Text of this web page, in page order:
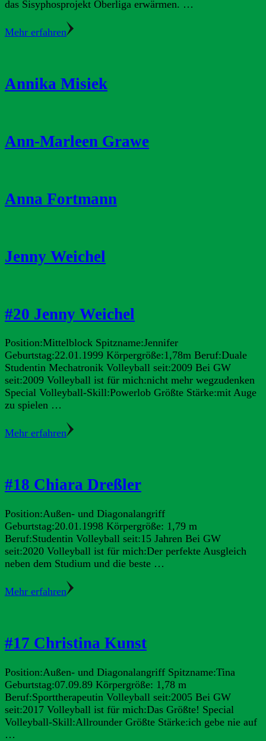
das Sisyphosprojekt Oberliga erwärmen. …
Mehr erfahren
Annika Misiek
Ann-Marleen Grawe
Anna Fortmann
Jenny Weichel
#20 Jenny Weichel
Position:Mittelblock Spitzname:Jennifer
Geburtstag:22.01.1999 Körpergröße:1,78m Beruf:Duale
Studentin Mechatronik Volleyball seit:2009 Bei GW
seit:2009 Volleyball ist für mich:nicht mehr wegzudenken
Special Volleyball-Skill:Powerlob Größte Stärke:mit Auge
zu spielen …
Mehr erfahren
#18 Chiara Dreßler
Position:Außen- und Diagonalangriff
Geburtstag:20.01.1998 Körpergröße: 1,79 m
Beruf:Studentin Volleyball seit:15 Jahren Bei GW
seit:2020 Volleyball ist für mich:Der perfekte Ausgleich
neben dem Studium und die beste …
Mehr erfahren
#17 Christina Kunst
Position:Außen- und Diagonalangriff Spitzname:Tina
Geburtstag:07.09.89 Körpergröße: 1,78 m
Beruf:Sporttherapeutin Volleyball seit:2005 Bei GW
seit:2017 Volleyball ist für mich:Das Größte! Special
Volleyball-Skill:Allrounder Größte Stärke:ich gebe nie auf
…